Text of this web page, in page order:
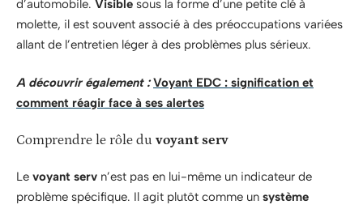
d’automobile. Visible sous la forme d’une petite clé à
molette, il est souvent associé à des préoccupations variées
allant de l’entretien léger à des problèmes plus sérieux.
A découvrir également : Voyant EDC : signification et
comment réagir face à ses alertes
Comprendre le rôle du voyant serv
Le voyant serv n’est pas en lui-même un indicateur de
problème spécifique. Il agit plutôt comme un système